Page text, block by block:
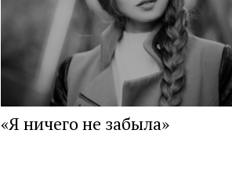
«Я ничего не забыла»